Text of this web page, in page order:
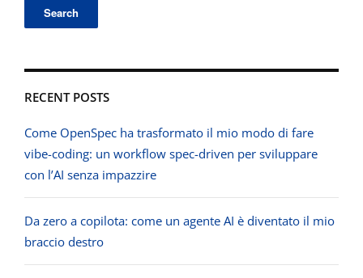
RECENT POSTS
Come OpenSpec ha trasformato il mio modo di fare
vibe-coding: un workflow spec-driven per sviluppare
con l’AI senza impazzire
Da zero a copilota: come un agente AI è diventato il mio
braccio destro